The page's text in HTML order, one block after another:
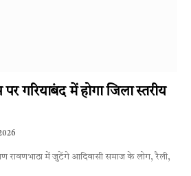
गरियाबंद में होगा जिला स्तरीय
रावणभाठा में जुटेंगे आदिवासी समाज के लोग, रैली,